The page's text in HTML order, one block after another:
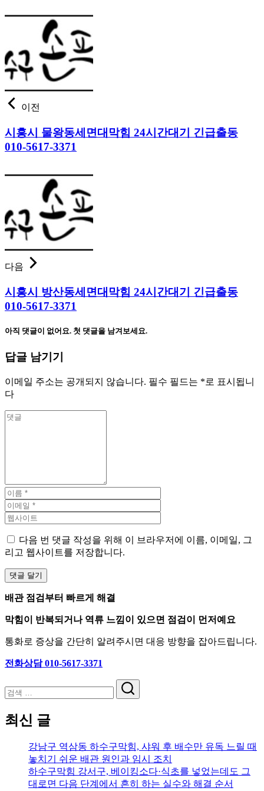
이전
시흥시 물왕동세면대막힘 24시간대기 긴급출동
010-5617-3371
다음
시흥시 방산동세면대막힘 24시간대기 긴급출동
010-5617-3371
아직 댓글이 없어요. 첫 댓글을 남겨보세요.
답글 남기기
이메일 주소는 공개되지 않습니다. 필수 필드는 *로 표시됩니
다
다음 번 댓글 작성을 위해 이 브라우저에 이름, 이메일, 그
리고 웹사이트를 저장합니다.
배관 점검부터 빠르게 해결
막힘이 반복되거나 역류 느낌이 있으면 점검이 먼저예요
통화로 증상을 간단히 알려주시면 대응 방향을 잡아드립니다.
전화상담 010-5617-3371
검
최신 글
강남구 역삼동 하수구막힘, 샤워 후 배수만 유독 느릴 때
놓치기 쉬운 배관 원인과 임시 조치
하수구막힘 강서구, 베이킹소다·식초를 넣었는데도 그
대로면 다음 단계에서 흔히 하는 실수와 해결 순서